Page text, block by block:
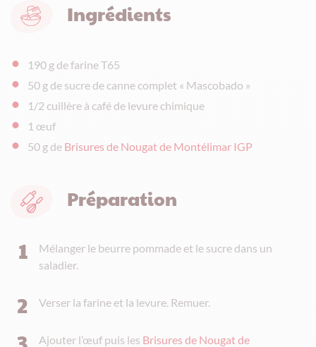
Ingrédients
190 g de farine T65
50 g de sucre de canne complet « Mascobado »
1/2 cuillère à café de levure chimique
1 œuf
50 g de Brisures de Nougat de Montélimar IGP
Préparation
Mélanger le beurre pommade et le sucre dans un
saladier.
Verser la farine et la levure. Remuer.
Ajouter l’œuf puis les Brisures de Nougat de